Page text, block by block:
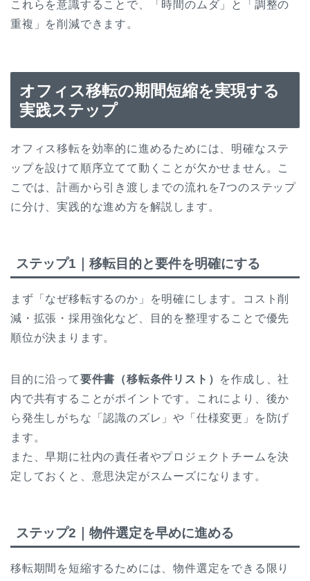
これらを意識することで、「時間のムダ」と「調整の
重複」を削減できます。
オフィス移転の期間短縮を実現する
実践ステップ
オフィス移転を効率的に進めるためには、明確なステ
ップを設けて順序立てて動くことが欠かせません。こ
こでは、計画から引き渡しまでの流れを7つのステップ
に分け、実践的な進め方を解説します。
ステップ1｜移転目的と要件を明確にする
まず「なぜ移転するのか」を明確にします。コスト削
減・拡張・採用強化など、目的を整理することで優先
順位が決まります。
目的に沿って要件書（移転条件リスト） を作成し、社
内で共有することがポイントです。これにより、後か
ら発生しがちな「認識のズレ」や「仕様変更」を防げ
ます。
また、早期に社内の責任者やプロジェクトチームを決
定しておくと、意思決定がスムーズになります。
ステップ2｜物件選定を早めに進める
移転期間を短縮するためには、物件選定をできる限り